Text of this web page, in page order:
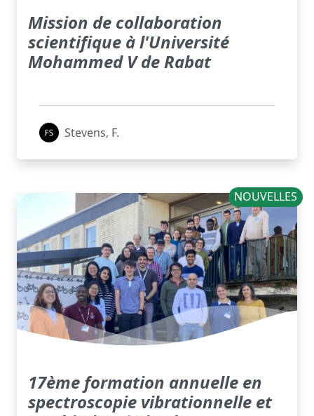
Mission de collaboration
scientifique à l'Université
Mohammed V de Rabat
Stevens, F.
NOUVELLES
17ème formation annuelle en
spectroscopie vibrationnelle et